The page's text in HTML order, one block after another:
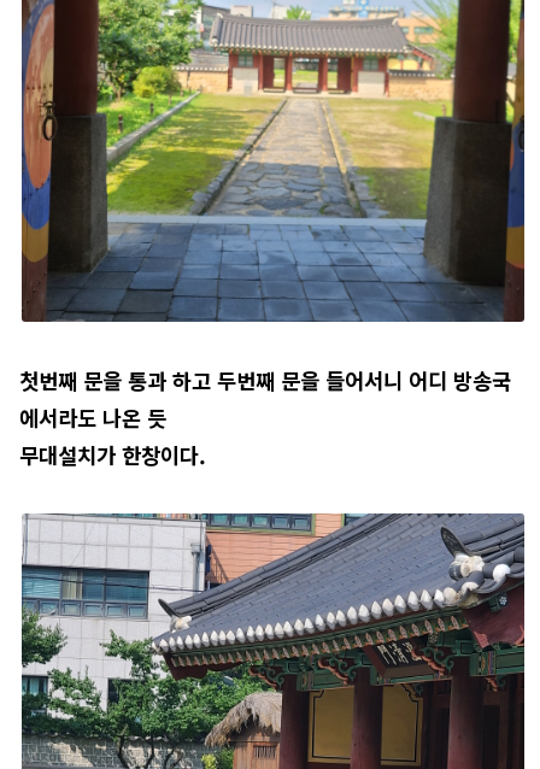
첫번째 문을 통과 하고 두번째 문을 들어서니 어디 방송국
에서라도 나온 듯
무대설치가 한창이다.